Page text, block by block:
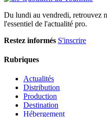
Du lundi au vendredi, retrouvez
l'essentiel de l'actualité pro.
Restez informés S'inscrire
Rubriques
Actualités
Distribution
Production
Destination
Hébergement